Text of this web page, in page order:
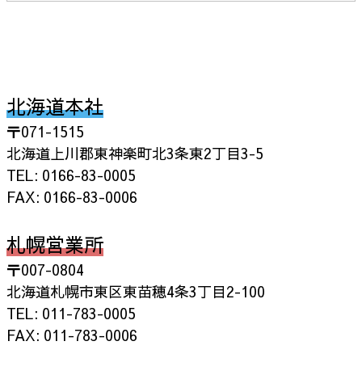
北海道本社
〒071-1515
北海道上川郡東神楽町北3条東2丁目3-5
TEL: 0166-83-0005
FAX: 0166-83-0006
札幌営業所
〒007-0804
北海道札幌市東区東苗穂4条3丁目2-100
TEL: 011-783-0005
FAX: 011-783-0006